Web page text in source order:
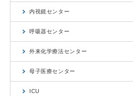
内視鏡センター
呼吸器センター
外来化学療法センター
母子医療センター
ICU